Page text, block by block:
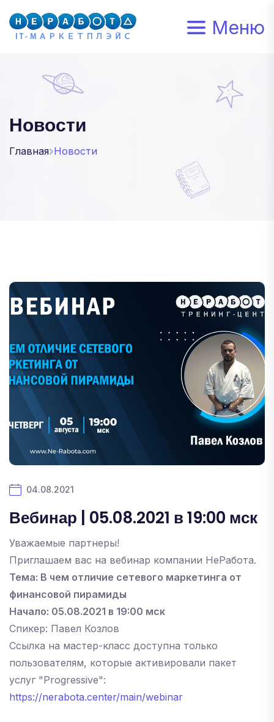
Меню
Новости
Главная Новости
04.08.2021
Вебинар | 05.08.2021 в 19:00 мск
Уважаемые партнеры!
Приглашаем вас на вебинар компании НеРабота.
Тема: В чем отличие сетевого маркетинга от
финансовой пирамиды
Начало: 05.08.2021 в 19:00 мск
Спикер: Павел Козлов
Ссылка на мастер-класс доступна только
пользователям, которые активировали пакет
услуг "Progressive":
https://nerabota.center/main/webinar